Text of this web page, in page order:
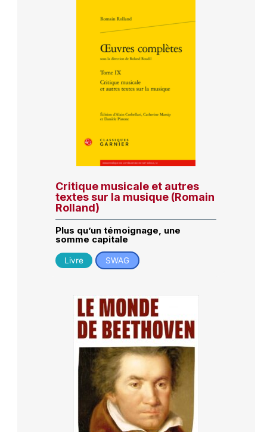
Critique musicale et autres
textes sur la musique (Romain
Rolland)
Plus qu’un témoignage, une
somme capitale
Livre SWAG